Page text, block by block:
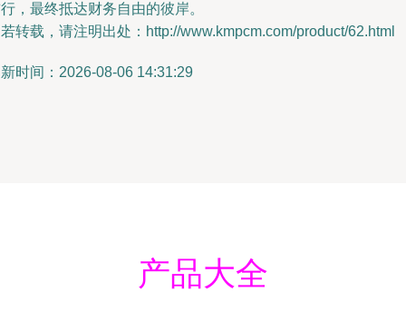
，最终抵达财务自由的彼岸。
转载，请注明出处：http://www.kmpcm.com/product/62.html
时间：2026-08-06 14:31:29
产品大全